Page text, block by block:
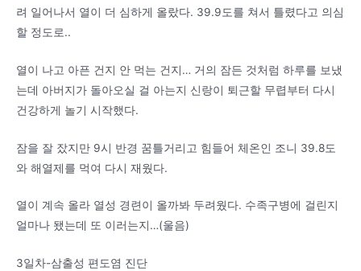
려 일어나서 열이 더 심하게 올랐다. 39.9도를 쳐서 틀렸다고 의심
할 정도로..
열이 나고 아픈 건지 안 먹는 건지… 거의 잠든 것처럼 하루를 보냈
는데 아버지가 돌아오실 걸 아는지 신랑이 퇴근할 무렵부터 다시
건강하게 놀기 시작했다.
잠을 잘 잤지만 9시 반경 꿈틀거리고 힘들어 체온인 조니 39.8도
와 해열제를 먹여 다시 재웠다.
열이 계속 올라 열성 경련이 올까봐 두려웠다. 수족구병에 걸린지
얼마나 됐는데 또 이러는지…(울음)
3일차-삼출성 편도염 진단